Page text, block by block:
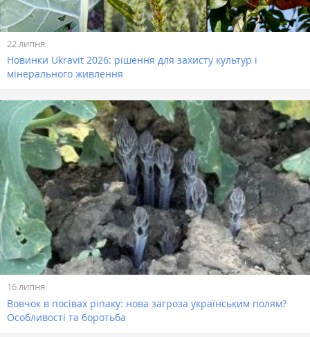
22 липня
Новинки Ukravit 2026: рішення для захисту культур і
мінерального живлення
16 липня
Вовчок в посівах ріпаку: нова загроза українським полям?
Особливості та боротьба